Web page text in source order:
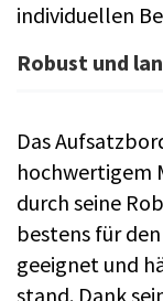
individuellen
Robust und
Das
hochwertigem
durch seine
bestens für
geeignet und
stand. Dank